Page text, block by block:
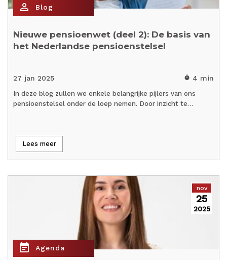
person_outline Blog
Nieuwe pensioenwet (deel 2): De basis van
het Nederlandse pensioenstelsel
27 jan 2025 timer 4 min
In deze blog zullen we enkele belangrijke pijlers van ons
pensioenstelsel onder de loep nemen. Door inzicht te…
Lees meer
nov
25
2025
event_note Agenda